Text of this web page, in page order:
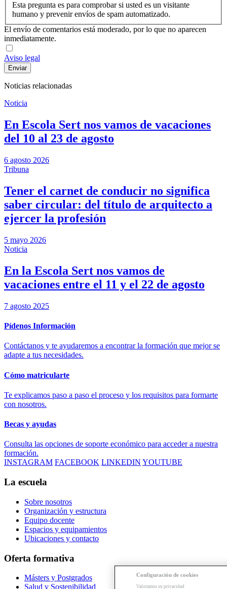
Esta pregunta es para comprobar si usted es un visitante
humano y prevenir envíos de spam automatizado.
El envío de comentarios está moderado, por lo que no aparecen
inmediatamente.
Aviso legal
Noticias relacionadas
Noticia
En Escola Sert nos vamos de vacaciones
del 10 al 23 de agosto
6 agosto 2026
Tribuna
Tener el carnet de conducir no significa
saber circular: del título de arquitecto a
ejercer la profesión
5 mayo 2026
Noticia
En la Escola Sert nos vamos de
vacaciones entre el 11 y el 22 de agosto
7 agosto 2025
Pídenos Información
Contáctanos y te ayudaremos a encontrar la formación que mejor se
adapte a tus necesidades.
Cómo matricularte
Te explicamos paso a paso el proceso y los requisitos para formarte
con nosotros.
Becas y ayudas
Consulta las opciones de soporte económico para acceder a nuestra
formación.
INSTAGRAM FACEBOOK LINKEDIN YOUTUBE
La escuela
Sobre nosotros
Organización y estructura
Equipo docente
Espacios y equipamientos
Ubicaciones y contacto
Oferta formativa
Másters y Postgrados
Salud y Sostenibilidad
Configuración de cookies
Valoramos su privacidad